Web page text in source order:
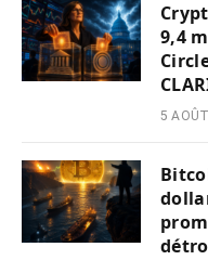
9,4
5